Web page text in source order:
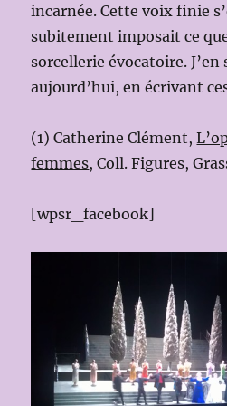
incarnée. Cette voix finie
subitement imposait ce
sorcellerie évocatoire. J’en
aujourd’hui, en écrivant
(1) Catherine Clément,
femmes, Coll. Figures,
[wpsr_facebook]